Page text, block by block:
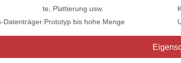
te, Plattierung usw.
Datenträger:Prototyp bis hohe Menge